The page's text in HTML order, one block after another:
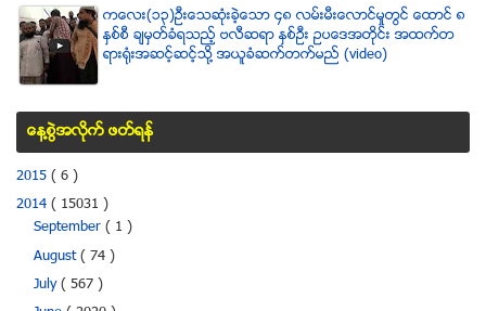
ကေလး(၁၃)ဦးေသဆံုးခဲ့ေသာ ၄၈ လမ္းမီးေလာင္မႈတြင္ ေထာင္ ၈
ႏွစ္စီ ခ်မွတ္ခံရသည့္ ဗလီဆရာ ႏွစ္ဦး ဥပေဒအတိုင္း အထက္တ
ရားရံုးအဆင့္ဆင့္သို႔ အယူခံဆက္တက္မည္ (video)
ေန႔စြဲအလိုက္ ဖတ္ရန္
2015 ( 6 )
2014 ( 15031 )
September ( 1 )
August( 74 )
July( 567 )